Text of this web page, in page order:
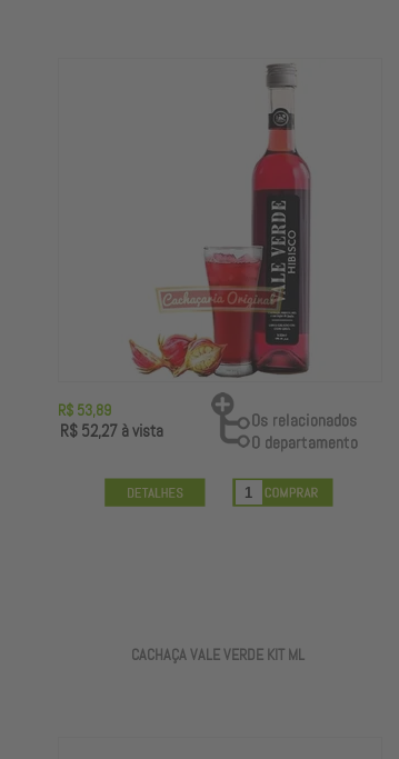
R$ 53,89
R$ 52,27à vista
CACHAÇA VALE VERDE KIT ML